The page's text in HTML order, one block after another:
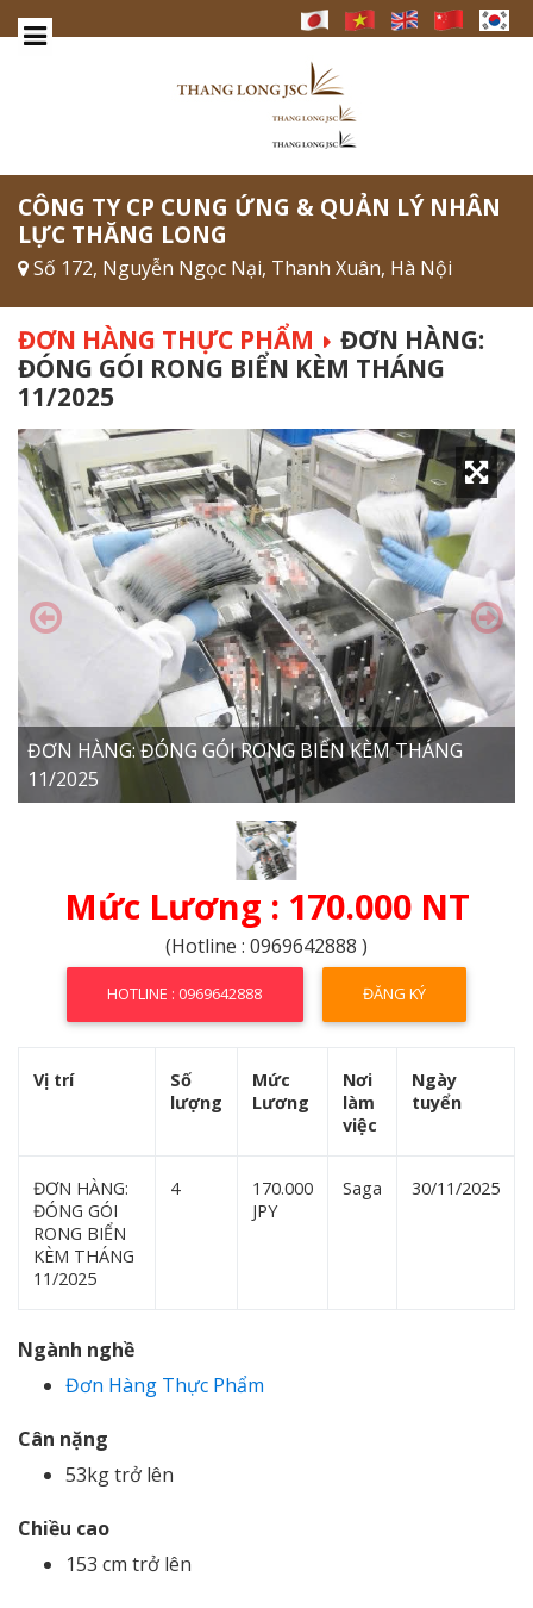
CÔNG TY CP CUNG ỨNG & QUẢN LÝ NHÂN
LỰC THĂNG LONG
Số 172, Nguyễn Ngọc Nại, Thanh Xuân, Hà Nội
ĐƠN HÀNG THỰC PHẨM
ĐƠN HÀNG:
ĐÓNG GÓI RONG BIỂN KÈM THÁNG
11/2025
ĐƠN HÀNG: ĐÓNG GÓI RONG BIỂN KÈM THÁNG
11/2025
Mức Lương : 170.000 NT
(Hotline : 0969642888 )
HOTLINE : 0969642888 ĐĂNG KÝ
Vị trí
Số
lượng
Mức
Lương
Nơi
làm
việc
Ngày
tuyển
ĐƠN HÀNG:
ĐÓNG GÓI
RONG BIỂN
KÈM THÁNG
11/2025
4
170.000
JPY
Saga 30/11/2025
Ngành nghề
Đơn Hàng Thực Phẩm
Cân nặng
53kg trở lên
Chiều cao
153 cm trở lên